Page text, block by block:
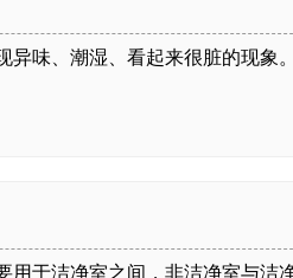
味、潮湿、看起来很脏的现
洁净室之间，非洁净室与洁